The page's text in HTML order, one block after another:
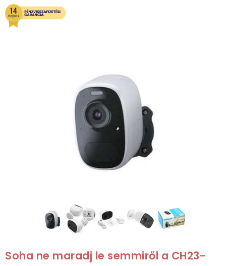
Soha ne maradj le semmiről a CH23-